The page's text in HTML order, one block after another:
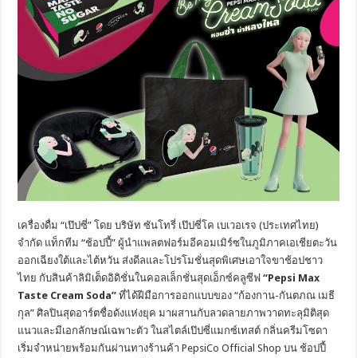
เครื่องดื่ม “เป๊ปซี่” โดย บริษัท ซันโทรี่ เป๊ปซี่โค เบเวอเรจ (ประเทศไทย)
จำกัด แท็กทีม “ช้อปปี้” ผู้นำแพลตฟอร์มอีคอมเมิร์ซในภูมิภาคเอเชียตะวัน
ออกเฉียงใต้และไต้หวัน ส่งดีลและโปรโมชั่นสุดพิเศษเอาใจขาช้อปชาว
ไทย กับสินค้าลิมิเต็ดอิดิชั่นในคอลเล็กชั่นสุดเอ็กซ์คลูซีฟ“Pepsi Max
Taste Cream Soda” ที่ได้ฝีมือการออกแบบของ “ก้องกาน-กันตภณ เมธี
กุล” ศิลปินสุดอาร์ตชื่อดังแห่งยุค มาผสานกับลวดลายภาพวาดทะลุมิติสุด
แนวและมีเอกลักษณ์เฉพาะตัว ในสไตล์เป๊ปซี่แมกซ์เทสต์ กลิ่นครีมโซดา
เริ่มจำหน่ายพร้อมกันผ่านทางร้านค้า PepsiCo Official Shop บน ช้อปปี้